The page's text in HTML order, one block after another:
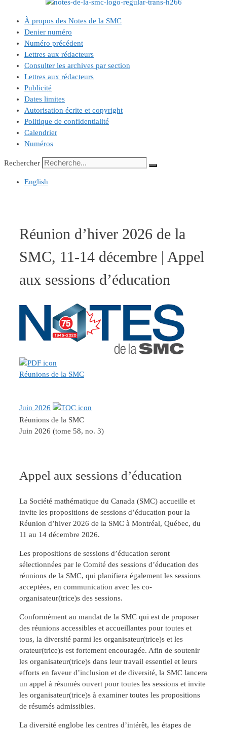
À propos des Notes de la SMC
Denier numéro
Numéro précédent
Lettres aux rédacteurs
Consulter les archives par section
Lettres aux rédacteurs
Publicité
Dates limites
Autorisation écrite et copyright
Politique de confidentialité
Calendrier
Numéros
Rechercher
English
Réunion d’hiver 2026 de la
SMC, 11-14 décembre | Appel
aux sessions d’éducation
Réunions de la SMC
Juin 2026
Réunions de la SMC
Juin 2026 (tome 58, no. 3)
Appel aux sessions d’éducation
La Société mathématique du Canada (SMC) accueille et
invite les propositions de sessions d’éducation pour la
Réunion d’hiver 2026 de la SMC à Montréal, Québec, du
11 au 14 décembre 2026.
Les propositions de sessions d’éducation seront
sélectionnées par le Comité des sessions d’éducation des
réunions de la SMC, qui planifiera également les sessions
acceptées, en communication avec les co-
organisateur(trice)s des sessions.
Conformément au mandat de la SMC qui est de proposer
des réunions accessibles et accueillantes pour toutes et
tous, la diversité parmi les organisateur(trice)s et les
orateur(trice)s est fortement encouragée. Afin de soutenir
les organisateur(trice)s dans leur travail essentiel et leurs
efforts en faveur d’inclusion et de diversité, la SMC lancera
un appel à résumés ouvert pour toutes les sessions et invite
les organisateur(trice)s à examiner toutes les propositions
de résumés admissibles.
La diversité englobe les centres d’intérêt, les étapes de